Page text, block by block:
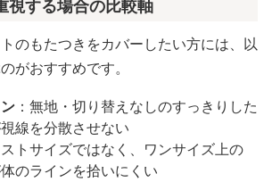
視する場合の比較軸
のもたつきをカバーしたい方には、以
がおすすめです。
：無地・切り替えなしのすっきりした
線を分散させない
ストサイズではなく、ワンサイズ上の
のラインを拾いにくい